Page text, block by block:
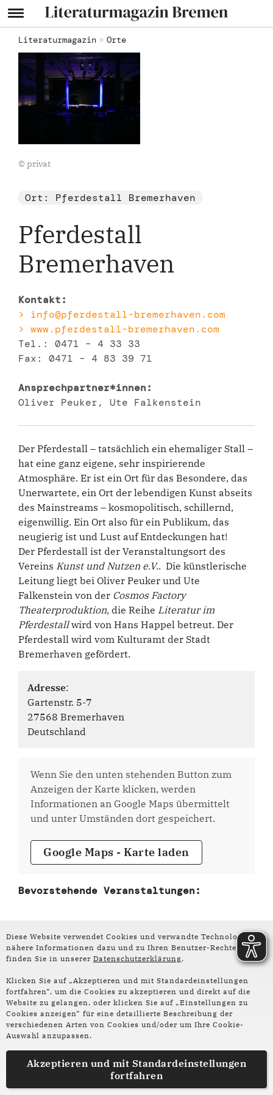
Diese Website verwendet Cookies und verwandte Technologien –
nähere Informationen dazu und zu Ihren Benutzer-Rechten
finden Sie in unserer Datenschutzerklärung.
Klicken Sie auf „Akzeptieren und mit Standardeinstellungen
fortfahren“, um die Cookies zu akzeptieren und direkt auf die
Website zu gelangen, oder klicken Sie auf „Einstellungen zu
Cookies anzeigen“ für eine detaillierte Beschreibung der
verschiedenen Arten von Cookies und/oder um Ihre Cookie-
Auswahl anzupassen.
Akzeptieren und mit Standardeinstellungen
fortfahren
Literaturmagazin Orte
Ort: Pferdestall Bremerhaven
Pferdestall
Bremerhaven
Kontakt:
> info@pferdestall-bremerhaven.com
> www.pferdestall-bremerhaven.com
Tel.: 0471 – 4 33 33
Fax: 0471 – 4 83 39 71
Ansprechpartner*innen:
Oliver Peuker, Ute Falkenstein
© privat
Der Pferdestall – tatsächlich ein ehemaliger Stall –
hat eine ganz eigene, sehr inspirierende
Atmosphäre. Er ist ein Ort für das Besondere, das
Unerwartete, ein Ort der lebendigen Kunst abseits
des Mainstreams – kosmopolitisch, schillernd,
eigenwillig. Ein Ort also für ein Publikum, das
neugierig ist und Lust auf Entdeckungen hat!
Der Pferdestall ist der Veranstaltungsort des
Vereins Kunst und Nutzen e.V.. Die künstlerische
Leitung liegt bei Oliver Peuker und Ute
Falkenstein von der Cosmos Factory
Theaterproduktion, die Reihe Literatur im
Pferdestallwird von Hans Happel betreut. Der
Pferdestall wird vom Kulturamt der Stadt
Bremerhaven gefördert.
Adresse:
Gartenstr. 5-7
27568 Bremerhaven
Deutschland
Wenn Sie den unten stehenden Button zum
Anzeigen der Karte klicken, werden
Informationen an Google Maps übermittelt
und unter Umständen dort gespeichert.
Google Maps - Karte laden
Bevorstehende Veranstaltungen:
Folge uns auf
Social Media:
Instagram
Facebook
Partner und Förderer
Impressum